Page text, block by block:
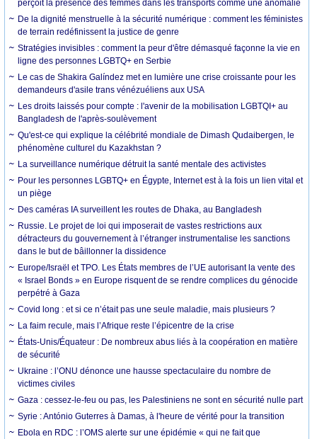
perçoit la présence des femmes dans les transports comme une anomalie
De la dignité menstruelle à la sécurité numérique : comment les féministes
de terrain redéfinissent la justice de genre
Stratégies invisibles : comment la peur d'être démasqué façonne la vie en
ligne des personnes LGBTQ+ en Serbie
Le cas de Shakira Galíndez met en lumière une crise croissante pour les
demandeurs d'asile trans vénézuéliens aux USA
Les droits laissés pour compte : l'avenir de la mobilisation LGBTQI+ au
Bangladesh de l'après-soulèvement
Qu'est-ce qui explique la célébrité mondiale de Dimash Qudaibergen, le
phénomène culturel du Kazakhstan ?
La surveillance numérique détruit la santé mentale des activistes
Pour les personnes LGBTQ+ en Égypte, Internet est à la fois un lien vital et
un piège
Des caméras IA surveillent les routes de Dhaka, au Bangladesh
Russie. Le projet de loi qui imposerait de vastes restrictions aux
détracteurs du gouvernement à l’étranger instrumentalise les sanctions
dans le but de bâillonner la dissidence
Europe/Israël et TPO. Les États membres de l’UE autorisant la vente des
« Israel Bonds » en Europe risquent de se rendre complices du génocide
perpétré à Gaza
Covid long : et si ce n’était pas une seule maladie, mais plusieurs ?
La faim recule, mais l’Afrique reste l’épicentre de la crise
États-Unis/Équateur : De nombreux abus liés à la coopération en matière
de sécurité
Ukraine : l’ONU dénonce une hausse spectaculaire du nombre de
victimes civiles
Gaza : cessez-le-feu ou pas, les Palestiniens ne sont en sécurité nulle part
Syrie : António Guterres à Damas, à l'heure de vérité pour la transition
Ebola en RDC : l’OMS alerte sur une épidémie « qui ne fait que